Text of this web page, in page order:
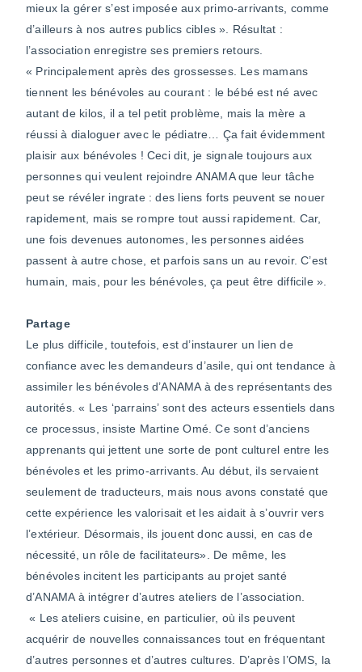
mieux la gérer s’est imposée aux primo-arrivants, comme
d’ailleurs à nos autres publics cibles ». Résultat :
l’association enregistre ses premiers retours.
« Principalement après des grossesses. Les mamans
tiennent les bénévoles au courant : le bébé est né avec
autant de kilos, il a tel petit problème, mais la mère a
réussi à dialoguer avec le pédiatre… Ça fait évidemment
plaisir aux bénévoles ! Ceci dit, je signale toujours aux
personnes qui veulent rejoindre ANAMA que leur tâche
peut se révéler ingrate : des liens forts peuvent se nouer
rapidement, mais se rompre tout aussi rapidement. Car,
une fois devenues autonomes, les personnes aidées
passent à autre chose, et parfois sans un au revoir. C’est
humain, mais, pour les bénévoles, ça peut être difficile ».
Partage
Le plus difficile, toutefois, est d’instaurer un lien de
confiance avec les demandeurs d’asile, qui ont tendance à
assimiler les bénévoles d’ANAMA à des représentants des
autorités. « Les ‘parrains’ sont des acteurs essentiels dans
ce processus, insiste Martine Omé. Ce sont d’anciens
apprenants qui jettent une sorte de pont culturel entre les
bénévoles et les primo-arrivants. Au début, ils servaient
seulement de traducteurs, mais nous avons constaté que
cette expérience les valorisait et les aidait à s’ouvrir vers
l’extérieur. Désormais, ils jouent donc aussi, en cas de
nécessité, un rôle de facilitateurs». De même, les
bénévoles incitent les participants au projet santé
d’ANAMA à intégrer d’autres ateliers de l’association.
« Les ateliers cuisine, en particulier, où ils peuvent
acquérir de nouvelles connaissances tout en fréquentant
d’autres personnes et d’autres cultures. D’après l’OMS, la